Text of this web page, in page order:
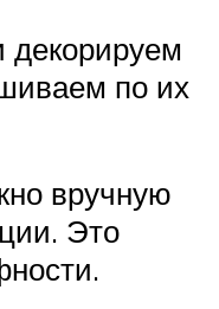
декорируем
по их
вручную
Это